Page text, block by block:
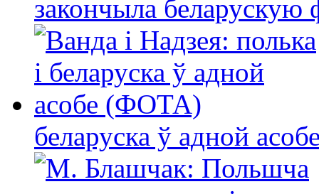
закончыла беларускую
беларуска ў адной